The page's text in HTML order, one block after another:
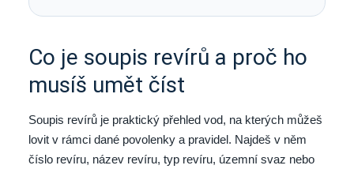
Co je soupis revírů a proč ho
musíš umět číst
Soupis revírů je praktický přehled vod, na kterých můžeš
lovit v rámci dané povolenky a pravidel. Najdeš v něm
číslo revíru, název revíru, typ revíru, územní svaz nebo